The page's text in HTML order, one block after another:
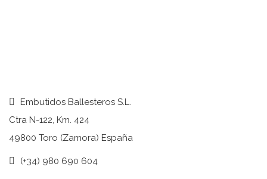
Embutidos Ballesteros S.L.
Ctra N-122, Km. 424
49800 Toro (Zamora) España
(+34) 980 690 604